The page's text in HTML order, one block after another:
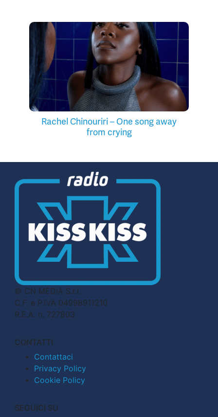
Rachel Chinouriri – One song away
from crying
© CN MEDIA S.r.l.
C.F. e P.IVA 04998911210
R.E.A. n. 727803
CONTATTI
Contattaci
Privacy Policy
Cookie Policy
SEGUICI SU